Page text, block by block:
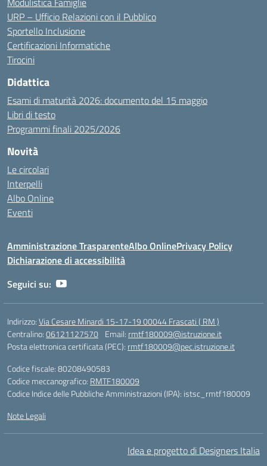
URP – Ufficio Relazioni con il Pubblico
Sportello Inclusione
Certificazioni Informatiche
Tirocini
Didattica
Esami di maturità 2026: documento del 15 maggio
Libri di testo
Programmi finali 2025/2026
Novità
Le circolari
Interpelli
Albo Online
Eventi
Amministrazione TrasparenteAlbo OnlinePrivacy Policy
Dichiarazione di accessibilità
Seguici su:
Indirizzo:Via Cesare Minardi 15-17-19 00044 Frascati ( RM )
Centralino:06121127570 Email: rmtf180009@istruzione.it
Posta elettronica certificata (PEC): rmtf180009@pec.istruzione.it
Codice fiscale: 80208490583
Codice meccanografico: RMTF180009
Codice Indice delle Pubbliche Amministrazioni (IPA): istsc_rmtf180009
Note Legali
Idea e progetto di Designers Italia